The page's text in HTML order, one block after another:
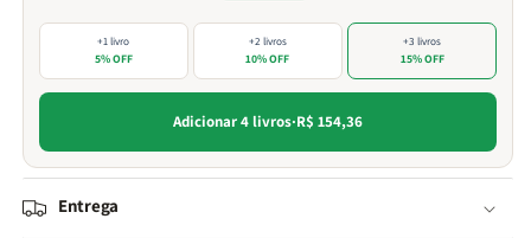
+1 livro
5% OFF
+2 livros
10% OFF
+3 livros
15% OFF
Adicionar 4 livros·R$ 154,36
Entrega